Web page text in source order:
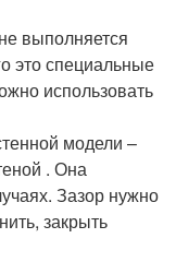
выполняется
это специальные
использовать
модели –
. Она
Зазор нужно
закрыть